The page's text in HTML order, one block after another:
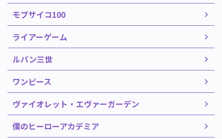
モブサイコ100
ライアーゲーム
ルパン三世
ワンピース
ヴァイオレット・エヴァーガーデン
僕のヒーローアカデミア